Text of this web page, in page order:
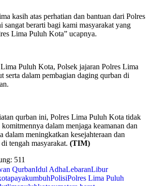
kasih atas perhatian dan bantuan dari Polres
berarti bagi kami masyarakat yang
Lima Puluh Kota” ucapnya.
Puluh Kota, Polsek jajaran Polres Lima
serta dalam pembagian daging qurban di
qurban ini, Polres Lima Puluh Kota tidak
dalam menjaga keamanan dan
dalam meningkatkan kesejahteraan dan
tengah masyarakat. (TIM)
511
QurbanIdul AdhaLebaranLibur
payakumbuhPolisiPolres Lima Puluh